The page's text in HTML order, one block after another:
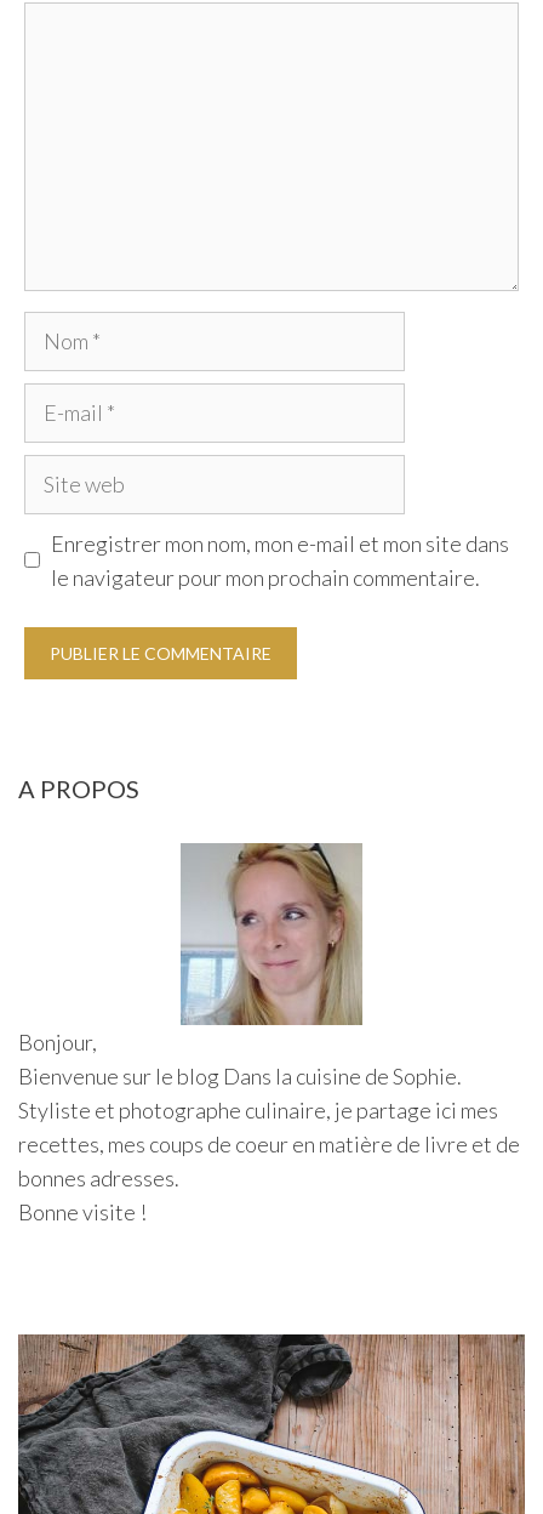
Nom
Site
Enregistrer mon nom, mon e-mail et mon site dans
le navigateur pour mon prochain commentaire.
A PROPOS
Bonjour,
Bienvenue sur le blog Dans la cuisine de Sophie.
Styliste et photographe culinaire, je partage ici mes
recettes, mes coups de coeur en matière de livre et de
bonnes adresses.
Bonne visite !